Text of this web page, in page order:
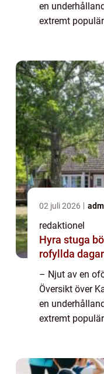
en
extremt
02 juli 2026
redaktionel
Hyra stuga böda hav,
rofyllda
– Njut av en
Översikt över
en
extremt